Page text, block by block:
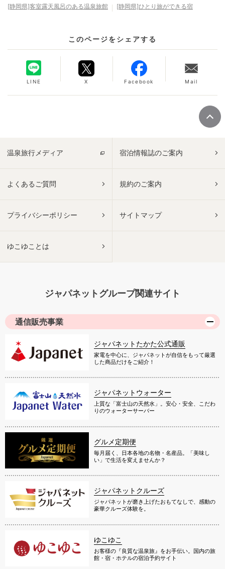
[静岡県]客室露天風呂のある温泉旅館
[静岡県]ひとり旅ができる宿
このページをシェアする
LINE X Facebook Mail
温泉旅行メディア 宿泊情報誌のご案内
よくあるご質問 規約のご案内
プライバシーポリシー サイトマップ
ゆこゆことは
ジャパネットグループ関連サイト
通信販売事業
ジャパネットたかた公式通販
家電を中心に、ジャパネットが自信をもって厳選
した商品だけをご紹介！
ジャパネットウォーター
上質な「富士山の天然水」。安心・安全、こだわ
りのウォーターサーバー
グルメ定期便
毎月届く、日本各地の名物・名産品。「美味し
い」で生活を変えませんか？
ジャパネットクルーズ
ジャパネットが磨き上げたおもてなしで、感動の
豪華クルーズ体験を。
ゆこゆこ
お客様の『良質な温泉旅』をお手伝い。国内の旅
館・宿・ホテルの宿泊予約サイト